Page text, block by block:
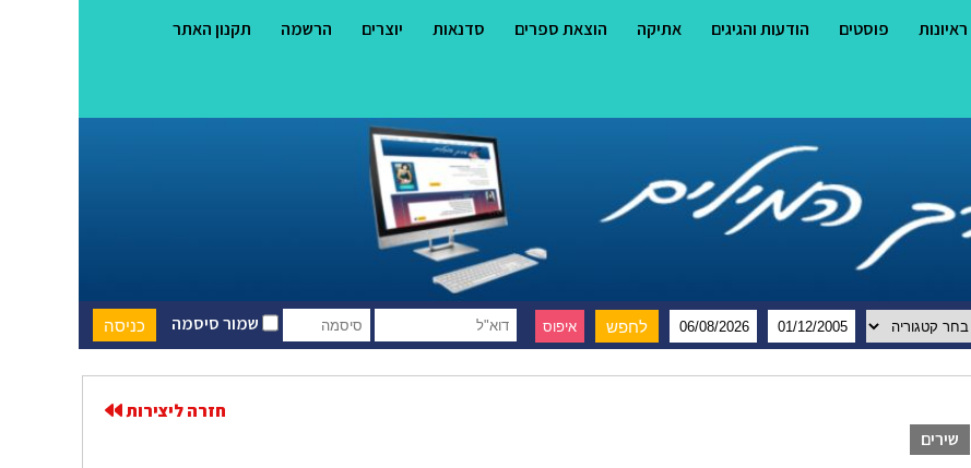
ראיונות פוסטים הודעות והגיגים אתיקה הוצאת ספרים סדנאות יוצרים הרשמה תקנון האתר
שמור סיסמה
חזרה ליצירות
שירים